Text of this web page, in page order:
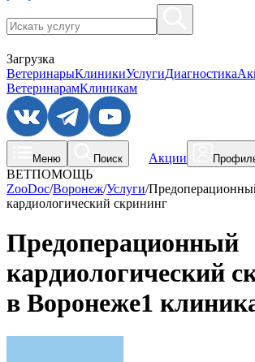
Загрузка
ВетеринарыКлиникиУслугиДиагностика
ВетеринарамКлиникам
Меню Поиск Акции
ВЕТПОМОЩЬ
ZooDoc/Воронеж/Услуги/
кардиологический скрининг
Предоперационный
кардиологический
в Воронеже1